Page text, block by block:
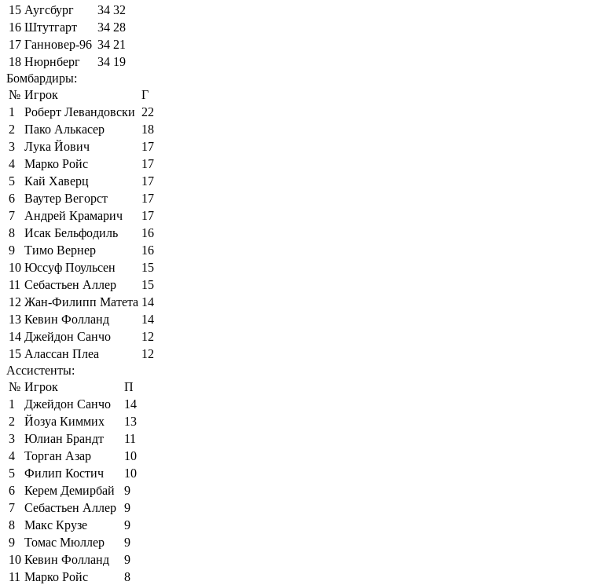
15 Аугсбург 34 32
16 Штутгарт 34 28
17 Ганновер-96 34 21
18 Нюрнберг 34 19
Бомбардиры:
№ Игрок
Г
1
Роберт Левандовски 22
2
Пако Алькасер
18
3
Лука Йович
17
4
Марко Ройс
17
5
Кай Хаверц
17
6
Ваутер Вегорст
17
7
Андрей Крамарич
17
8
Исак Бельфодиль
16
9
Тимо Вернер
16
10 Юссуф Поульсен
15
11 Себастьен Аллер
15
12 Жан-Филипп Матета 14
13 Кевин Фолланд
14
14 Джейдон Санчо
12
15 Алассан Плеа
12
Ассистенты:
№ Игрок
П
1
Джейдон Санчо
14
2
Йозуа Киммих
13
3
Юлиан Брандт
11
4
Торган Азар
10
5
Филип Костич
10
6
Керем Демирбай
9
7
Себастьен Аллер 9
8
Макс Крузе
9
9
Томас Мюллер
9
10 Кевин Фолланд
9
11 Марко Ройс
8